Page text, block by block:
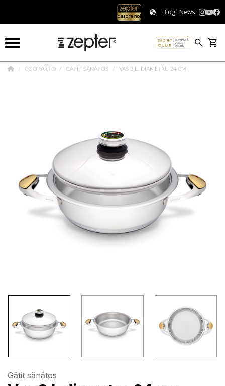
Blog News
COOKART® GĂTIT SĂNĂTOS VAS 3 L, DIAMETRU 24 CM
Gătit sănătos